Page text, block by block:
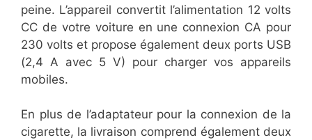
peine. L’appareil convertit l’alimentation 12 volts
CC de votre voiture en une connexion CA pour
230 volts et propose également deux ports USB
(2,4 A avec 5 V) pour charger vos appareils
mobiles.
En plus de l’adaptateur pour la connexion de la
cigarette, la livraison comprend également deux